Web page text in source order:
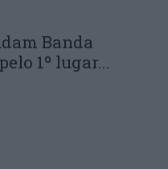
Banda
1º lugar...